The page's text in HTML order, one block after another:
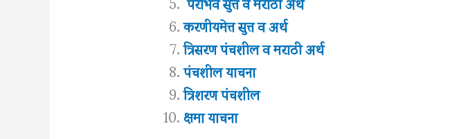
करणीयमेत्त सुत्त व अर्थ
त्रिसरण पंचशील व मराठी अर्थ
पंचशील याचना
त्रिशरण पंचशील
क्षमा याचना